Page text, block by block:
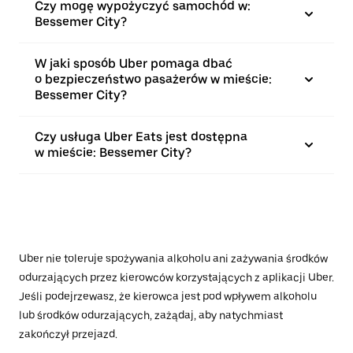
Czy mogę wypożyczyć samochód w:
Bessemer City?
W jaki sposób Uber pomaga dbać
o bezpieczeństwo pasażerów w mieście:
Bessemer City?
Czy usługa Uber Eats jest dostępna
w mieście: Bessemer City?
Uber nie toleruje spożywania alkoholu ani zażywania środków
odurzających przez kierowców korzystających z aplikacji Uber.
Jeśli podejrzewasz, że kierowca jest pod wpływem alkoholu
lub środków odurzających, zażądaj, aby natychmiast
zakończył przejazd.